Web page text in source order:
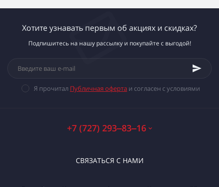
Хотите узнавать первым об акциях и скидках?
Подпишитесь на нашу рассылку и покупайте с выгодой!
Я прочитал Публичная оферта и согласен с условиями
+7 (727) 293‒83‒16
СВЯЗАТЬСЯ С НАМИ